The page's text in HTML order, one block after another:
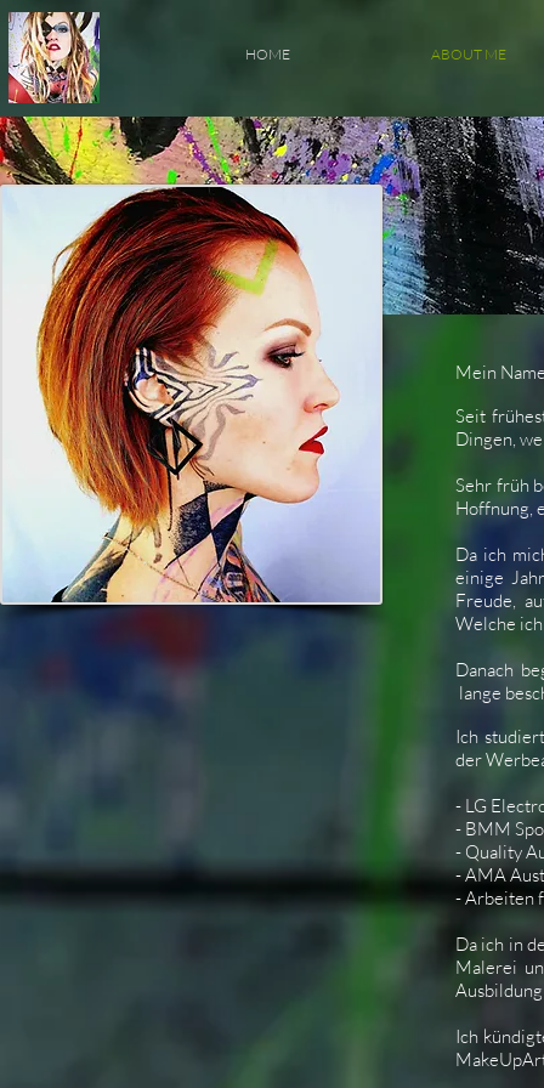
HOME ABOUT ME
Mein
Seit
Dingen,
Sehr früh
Hoffnung,
Da ich
einige
Freude,
Welche
Danach
lange
Ich
der
- LG
- BMM
- Quality
- AMA
- Arbeiten
Da ich in
Malerei
Ich